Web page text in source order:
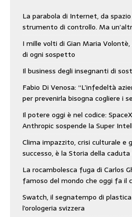
La parabola di Internet, da
strumento di controllo. Ma
I mille volti di Gian Maria
di ogni sospetto
Il business degli insegnanti di
Fabio Di Venosa: “L’infedeltà
per prevenirla bisogna cogliere i
Il potere oggi è nel codice:
Anthropic sospende la Super
Clima impazzito, crisi culturale e
successo, è la Storia della caduta
La rocambolesca fuga di Carlos
famoso del mondo che oggi fa il
Swatch, il segnatempo di
l’orologeria svizzera